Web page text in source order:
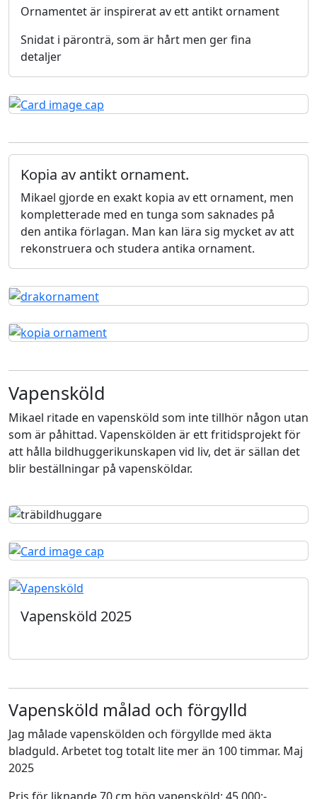
Ornamentet är inspirerat av ett antikt ornament
Snidat i päronträ, som är hårt men ger fina
detaljer
Kopia av antikt ornament.
Mikael gjorde en exakt kopia av ett ornament, men
kompletterade med en tunga som saknades på
den antika förlagan. Man kan lära sig mycket av att
rekonstruera och studera antika ornament.
Vapensköld
Mikael ritade en vapensköld som inte tillhör någon utan
som är påhittad. Vapenskölden är ett fritidsprojekt för
att hålla bildhuggerikunskapen vid liv, det är sällan det
blir beställningar på vapensköldar.
Vapensköld 2025
Vapensköld målad och förgylld
Jag målade vapenskölden och förgyllde med äkta
bladguld. Arbetet tog totalt lite mer än 100 timmar. Maj
2025